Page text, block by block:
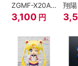
ZGMF-X20A
STRIKE
FREEDOM
3,100 円
翔陽